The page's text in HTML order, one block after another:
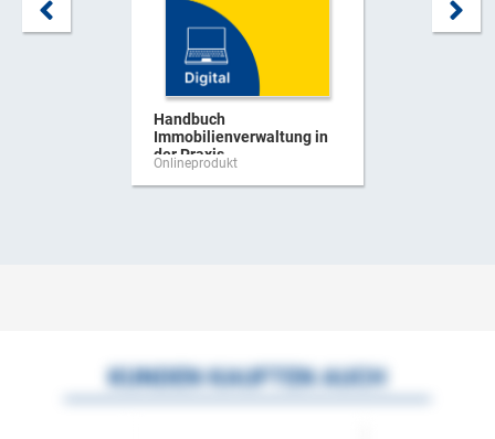
Handbuch
Immobilienverwaltung in
der Praxis
Onlineprodukt
KUNDEN KAUFTEN AUCH